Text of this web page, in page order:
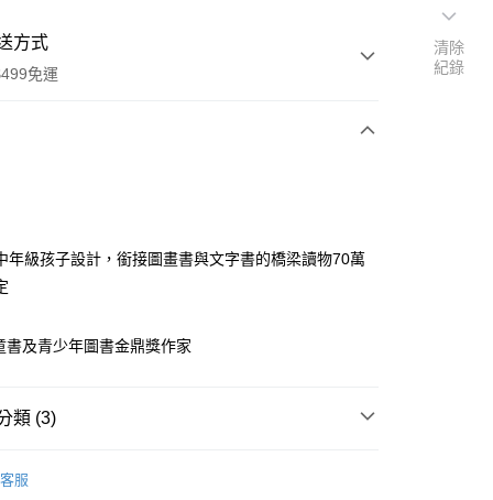
方式
免運
年級孩子設計，銜接圖畫書與文字書的橋梁讀物70萬
書及青少年圖書金鼎獎作家
類 (3)
客服
清除
紀錄